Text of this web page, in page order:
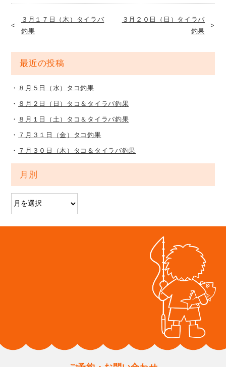
３月１７日（木）タイラバ
釣果
３月２０日（日）タイラバ
釣果
最近の投稿
８月５日（水）タコ釣果
８月２日（日）タコ＆タイラバ釣果
８月１日（土）タコ＆タイラバ釣果
７月３１日（金）タコ釣果
７月３０日（木）タコ＆タイラバ釣果
月別